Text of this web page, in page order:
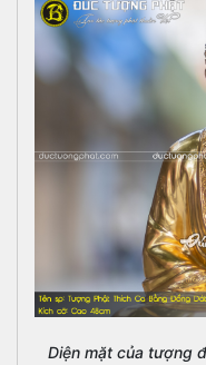
Diện mặt của tượng